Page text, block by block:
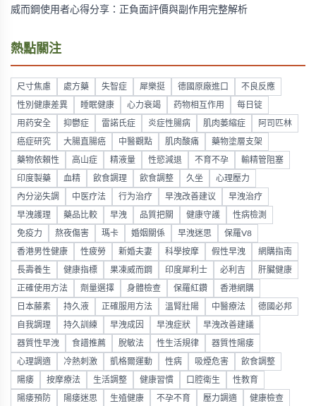
威而鋼使用者心得分享：正負面評價與副作用完整解析
熱點關注
尺寸焦慮 處方藥 失智症 犀樂挺 德國原廠進口 不良反應
性別健康差異 睡眠健康 心力衰竭 药物相互作用 每日锭
用药安全 抑鬱症 雷諾氏症 炎症性腸病 肌肉萎縮症 阿司匹林
癌症研究 大腸直腸癌 中醫觀點 肌肉酸痛 藥物塗層支架
藥物依賴性 高山症 精液量 性慾減退 不育不孕 輸精管阻塞
印度製藥 血精 飲食調理 飲食調整 久坐 心理壓力
內分泌失調 中医疗法 行为治疗 早洩改善建议 早洩治疗
早洩護理 藥品比較 早洩 品質把關 健康守護 性病檢測
免疫力 熬夜傷害 瑪卡 婚姻關係 早洩迷思 保羅V8
香港男性健康 性疲勞 新婚夫妻 科學按摩 假性早洩 網購指南
長壽養生 健康指標 果凍威而鋼 印度犀利士 必利吉 肝臟健康
正確使用方法 劑量選擇 身體檢查 保羅紅鑽 香港網購
日本藤素 持久液 正確服用方法 溫腎壯陽 中醫療法 德國必邦
自我調理 持久訓練 早洩成因 早洩症狀 早洩改善建議
器質性早洩 食譜推薦 脫敏法 性生活規律 器質性陽痿
心理調適 冷熱刺激 凱格爾運動 性病 吸煙危害 飲食調整
陽痿 按摩療法 生活調整 健康習慣 口腔衛生 性教育
陽痿預防 陽痿迷思 生殖健康 不孕不育 壓力調適 健康檢查